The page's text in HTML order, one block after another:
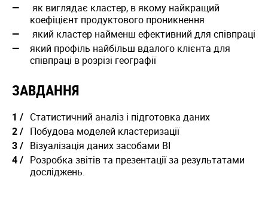
як виглядає кластер, в якому найкращий
коефіцієнт продуктового проникнення
який кластер найменш ефективний для співпраці
який профіль найбільш вдалого клієнта для
співпраці в розрізі географії
ЗАВДАННЯ
Статистичний аналіз і підготовка даних
Побудова моделей кластеризації
Візуалізація даних засобами BI
Розробка звітів та презентації за результатами
досліджень.